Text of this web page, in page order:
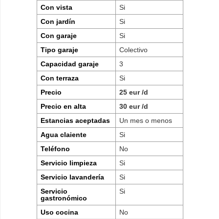
Con vista
Si
Con jardín
Si
Con garaje
Si
Tipo garaje
Colectivo
Capacidad garaje
3
Con terraza
Si
Precio
25 eur /d
Precio en alta
30 eur /d
Estancias aceptadas
Un mes o menos
Agua claiente
Si
Teléfono
No
Servicio limpieza
Si
Servicio lavandería
Si
Servicio
gastronómico
Si
Uso cocina
No